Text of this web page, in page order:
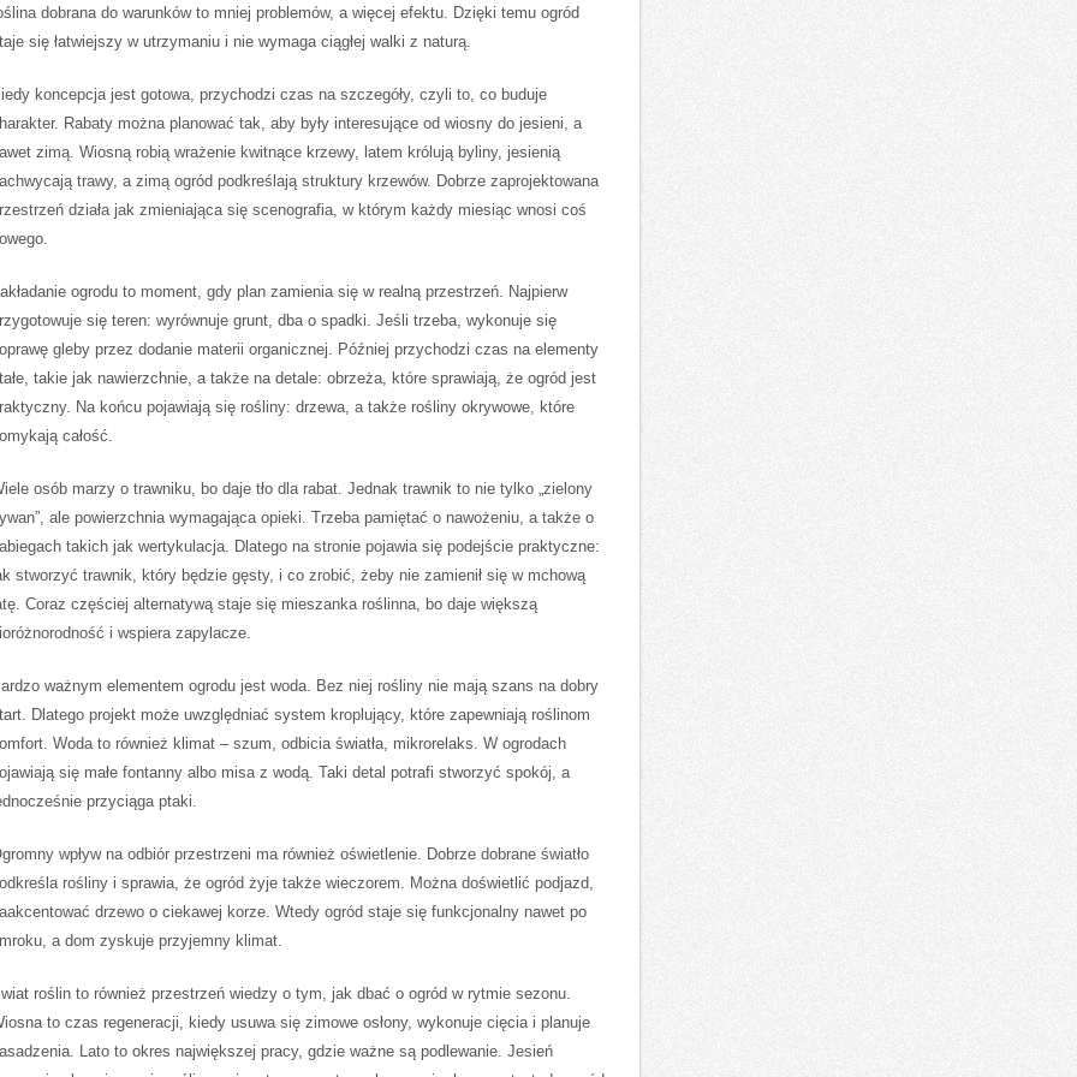
dobrana do warunków to mniej problemów, a więcej efektu. Dzięki temu ogród
się łatwiejszy w utrzymaniu i nie wymaga ciągłej walki z naturą.
koncepcja jest gotowa, przychodzi czas na szczegóły, czyli to, co buduje
Rabaty można planować tak, aby były interesujące od wiosny do jesieni, a
zimą. Wiosną robią wrażenie kwitnące krzewy, latem królują byliny, jesienią
trawy, a zimą ogród podkreślają struktury krzewów. Dobrze zaprojektowana
działa jak zmieniająca się scenografia, w którym każdy miesiąc wnosi coś
ogrodu to moment, gdy plan zamienia się w realną przestrzeń. Najpierw
się teren: wyrównuje grunt, dba o spadki. Jeśli trzeba, wykonuje się
gleby przez dodanie materii organicznej. Później przychodzi czas na elementy
takie jak nawierzchnie, a także na detale: obrzeża, które sprawiają, że ogród jest
Na końcu pojawiają się rośliny: drzewa, a także rośliny okrywowe, które
całość.
osób marzy o trawniku, bo daje tło dla rabat. Jednak trawnik to nie tylko „zielony
ale powierzchnia wymagająca opieki. Trzeba pamiętać o nawożeniu, a także o
takich jak wertykulacja. Dlatego na stronie pojawia się podejście praktyczne:
stworzyć trawnik, który będzie gęsty, i co zrobić, żeby nie zamienił się w mchową
Coraz częściej alternatywą staje się mieszanka roślinna, bo daje większą
i wspiera zapylacze.
ważnym elementem ogrodu jest woda. Bez niej rośliny nie mają szans na dobry
Dlatego projekt może uwzględniać system kroplujący, które zapewniają roślinom
Woda to również klimat – szum, odbicia światła, mikrorelaks. W ogrodach
się małe fontanny albo misa z wodą. Taki detal potrafi stworzyć spokój, a
przyciąga ptaki.
wpływ na odbiór przestrzeni ma również oświetlenie. Dobrze dobrane światło
rośliny i sprawia, że ogród żyje także wieczorem. Można doświetlić podjazd,
drzewo o ciekawej korze. Wtedy ogród staje się funkcjonalny nawet po
a dom zyskuje przyjemny klimat.
roślin to również przestrzeń wiedzy o tym, jak dbać o ogród w rytmie sezonu.
to czas regeneracji, kiedy usuwa się zimowe osłony, wykonuje cięcia i planuje
Lato to okres największej pracy, gdzie ważne są podlewanie. Jesień